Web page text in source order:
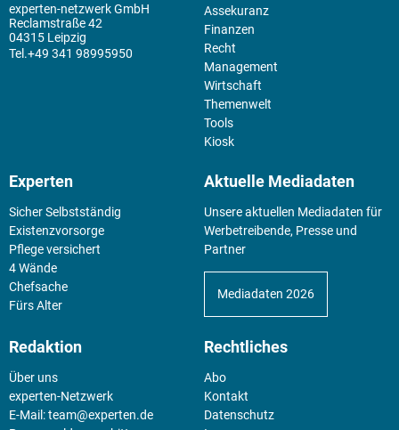
experten-netzwerk GmbH
Reclamstraße 42
04315 Leipzig
+49 341 98995950
Assekuranz
Finanzen
Recht
Management
Wirtschaft
Themenwelt
Tools
Kiosk
Experten
Sicher Selbstständig
Existenz­vorsorge
Pflege versichert
4 Wände
Chefsache
Fürs Alter
Aktuelle Mediadaten
Unsere aktuellen Mediadaten für
Werbetreibende, Presse und
Partner
Mediadaten 2026
Redaktion
Über uns
experten-Netzwerk
E-Mail:team@experten.de
Rechtliches
Abo
Kontakt
Datenschutz